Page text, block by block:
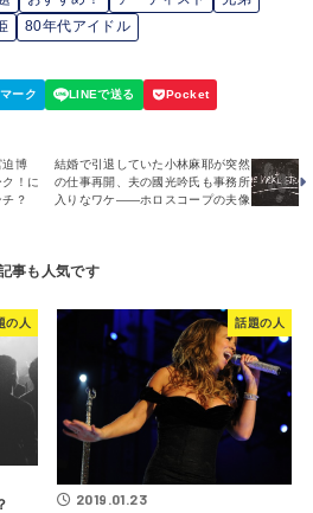
80年代アイドル
迫博
！に
？
結婚で引退していた小林麻耶が突然
の仕事再開、夫の國光吟氏も事務所
入りなワケ――ホロスコープの夫像
の人 話題の人
2019.01.23